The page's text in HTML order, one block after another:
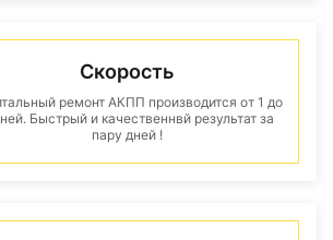
Скорость
ремонт АКПП производится от 1 до
Быстрый и качественнвй результат за
пару дней !